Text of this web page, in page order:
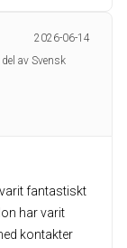
2026-06-14
del av Svensk
fantastiskt
har varit
kontakter